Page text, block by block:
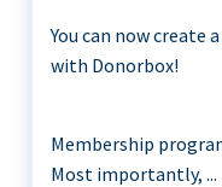
You can now create
with Donorbox!
Membership
Most importantly, ...